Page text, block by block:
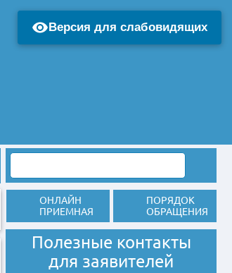
ОНЛАЙН
ПРИЕМНАЯ
ПОРЯДОК
ОБРАЩЕНИЯ
Полезные контакты
для заявителей
Версия для слабовидящих